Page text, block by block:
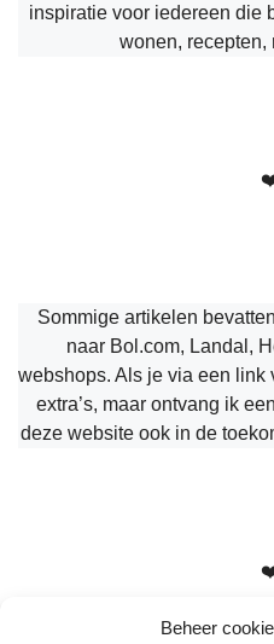
Beheer
inspiratie voor iedereen die
wonen, recepten,
Sommige artikelen
naar Bol.com, Landal,
webshops. Als je via een link
extra’s, maar ontvang ik
deze website ook in de